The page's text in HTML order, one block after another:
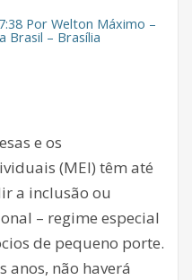
Por Welton Máximo –
Brasil – Brasília
e os
(MEI) têm até
a inclusão ou
– regime especial
de pequeno porte.
anos, não haverá